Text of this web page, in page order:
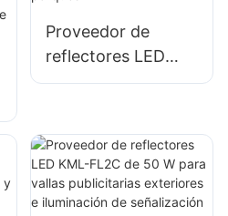
desastres.
Proveedor de
reflectores LED
KML-FL05 de 400
de plazas y
parques.